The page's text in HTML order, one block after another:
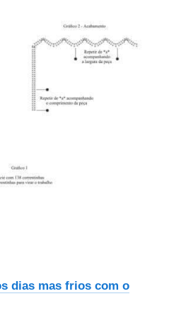
dias mas frios com o